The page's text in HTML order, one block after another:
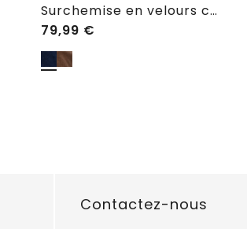
Surchemise en velours côtelé avec poches poitrine
79,99 €
Contactez-nous